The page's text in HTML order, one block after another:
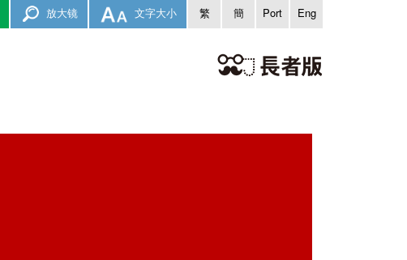
放大镜 文字大小 繁 簡 Port Eng